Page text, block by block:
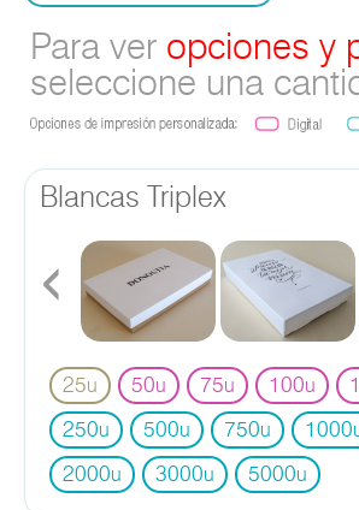
Para ver opciones y
seleccione una
Blancas Triplex
‹
25u 50u 75u 100u
250u 500u 750u 1000
2000u 3000u 5000u